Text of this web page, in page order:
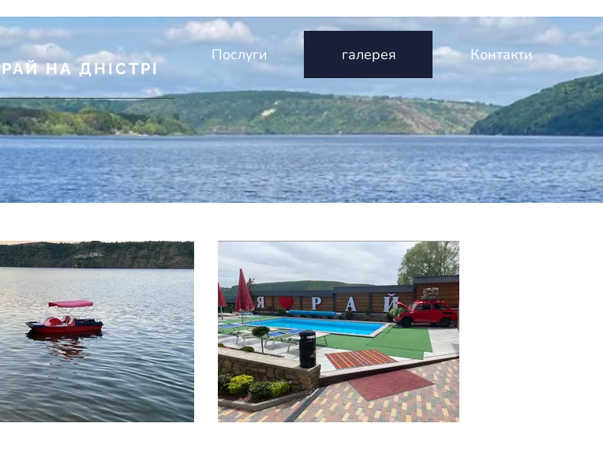
РАЙ НА ДНІСТРІ
Послуги галерея Контакти